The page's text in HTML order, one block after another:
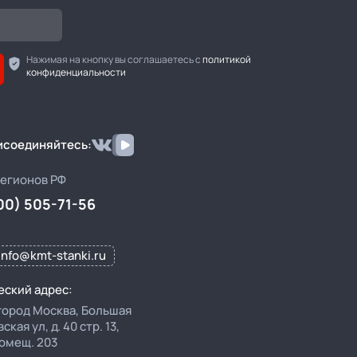
Нажимая на кнопку вы соглашаетесь сполитикой
конфиденциальности
РФ
505-71-56
stanki.ru
адрес:
Москва, Большая
ул, д. 40 стр. 13,
203